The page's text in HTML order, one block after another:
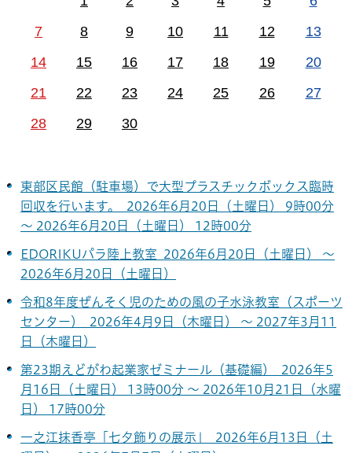
7
8 9 10 11 12
13
14
15 16 17 18 19
20
21
22 23 24 25 26
27
28
29 30
東部区民館（駐車場）で大型プラスチックボックス臨時
回収を行います。 2026年6月20日（土曜日） 9時00分
～ 2026年6月20日（土曜日） 12時00分
EDORIKUパラ陸上教室 2026年6月20日（土曜日） ～
2026年6月20日（土曜日）
令和8年度ぜんそく児のための風の子水泳教室（スポーツ
センター） 2026年4月9日（木曜日） ～ 2027年3月11
日（木曜日）
第23期えどがわ起業家ゼミナール（基礎編） 2026年5
月16日（土曜日） 13時00分 ～ 2026年10月21日（水曜
日） 17時00分
一之江抹香亭「七夕飾りの展示」 2026年6月13日（土